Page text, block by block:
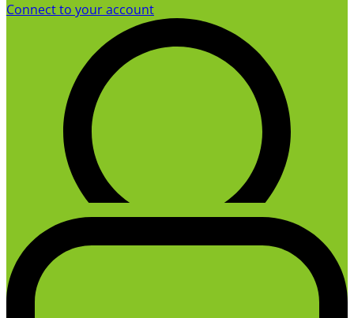
Connect to your account